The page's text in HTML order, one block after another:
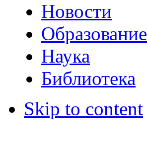
Новости
Образование
Наука
Библиотека
Skip to content